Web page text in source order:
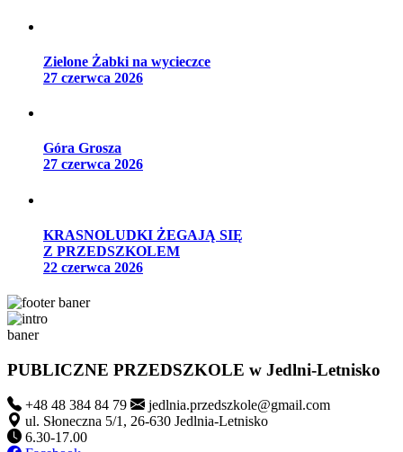
Zielone Żabki na wycieczce
27 czerwca 2026
Góra Grosza
27 czerwca 2026
KRASNOLUDKI ŻEGAJĄ SIĘ
Z PRZEDSZKOLEM
22 czerwca 2026
PUBLICZNE PRZEDSZKOLE w Jedlni-Letnisko
+48 48 384 84 79
jedlnia.przedszkole@gmail.com
ul. Słoneczna 5/1, 26-630 Jedlnia-Letnisko
6.30-17.00